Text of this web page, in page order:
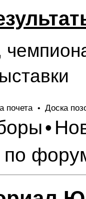
почета • Доска
•
по